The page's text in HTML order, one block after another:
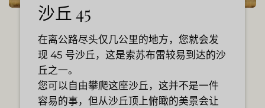
沙丘 45
在离公路尽头仅几公里的地方，您就会发
现 45 号沙丘，这是索苏布雷较易到达的沙
丘之一。
您可以自由攀爬这座沙丘，这并不是一件
容易的事，但从沙丘顶上俯瞰的美景会让